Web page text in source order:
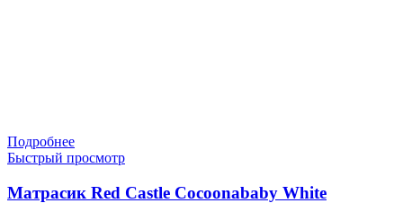
Подробнее
Быстрый просмотр
Матрасик Red Castle Cocoonababy White